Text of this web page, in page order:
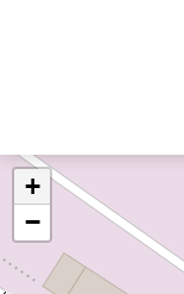
+
−